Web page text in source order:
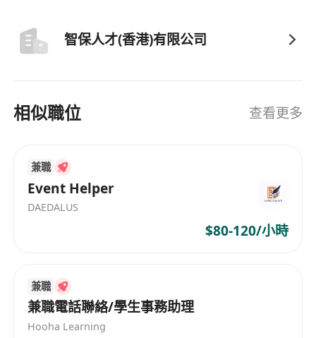
智保人才(香港)有限公司
相似職位 查看更多
兼職
Event Helper
DAEDALUS
$80-120/小時
兼職
兼職電話聯絡/學生事務助理
Hooha Learning